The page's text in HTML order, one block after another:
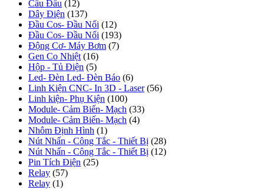
Cầu Đấu (12)
Dây Điện (137)
Đầu Cos- Đầu Nối (12)
Đầu Cos- Đầu Nối (193)
Động Cơ- Máy Bơm (7)
Gen Co Nhiệt (16)
Hộp - Tủ Điện (5)
Led- Đèn Led- Đèn Báo (6)
Linh Kiện CNC- In 3D - Laser (56)
Linh kiện- Phụ Kiện (100)
Module- Cảm Biến- Mạch (33)
Module- Cảm Biến- Mạch (4)
Nhôm Định Hình (1)
Nút Nhấn - Công Tắc - Thiết Bị (28)
Nút Nhấn - Công Tắc - Thiết Bị (12)
Pin Tích Điện (25)
Relay (57)
Relay (1)